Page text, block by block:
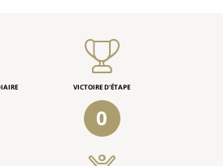
VICTOIRE D'ÉTAPE
0